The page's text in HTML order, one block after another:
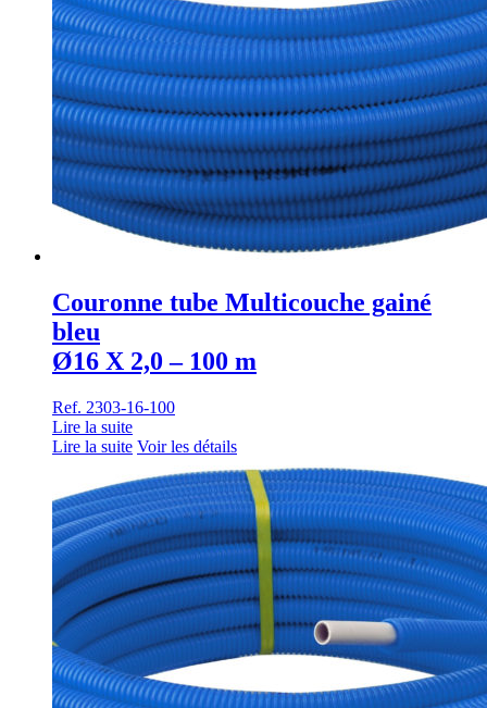
Couronne tube Multicouche gainé
bleu
Ø16 X 2,0 – 100 m
Ref. 2303-16-100
Lire la suite
Lire la suite Voir les détails